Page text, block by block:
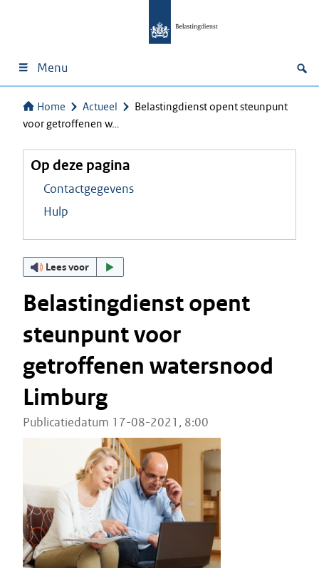
Menu
Home Actueel
Belastingdienst opent steunpunt
voor getroffenen w…
Op deze pagina
Contactgegevens
Hulp
Lees voor
Belastingdienst opent
steunpunt voor
getroffenen watersnood
Limburg
Publicatiedatum 17-08-2021, 8:00